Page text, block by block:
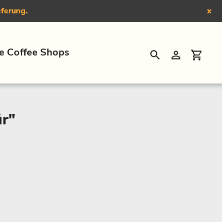
x
Coffee Shops
SuchenEinloggen